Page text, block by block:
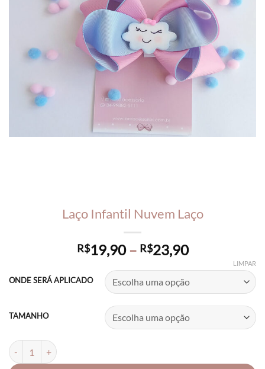
Laço Infantil Nuvem Laço
R$19,90 – R$23,90Price
R$19,90
through
R$23,90
ONDE SERÁ APLICADO
TAMANHO
LIMPAR
Laço Infantil Nuvem Laço quantidade